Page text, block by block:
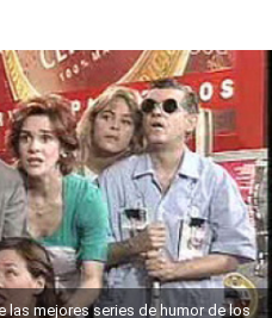
las mejores series de humor de los